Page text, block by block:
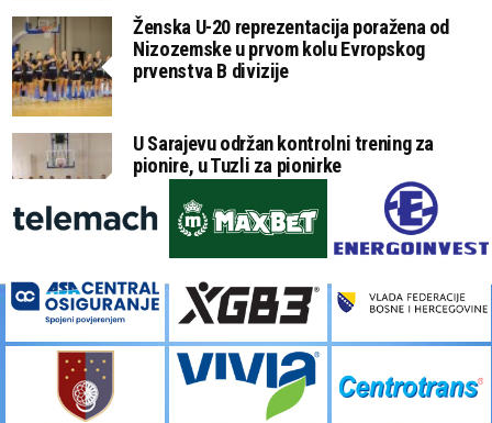
Ženska U-20 reprezentacija poražena od
Nizozemske u prvom kolu Evropskog
prvenstva B divizije
U Sarajevu održan kontrolni trening za
pionire, u Tuzli za pionirke